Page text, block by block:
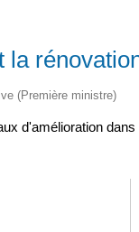
(Première ministre)
d'amélioration